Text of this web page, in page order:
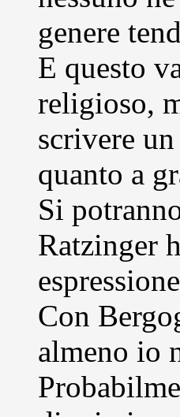
genere
E questo
religioso,
scrivere
quanto a
Si
Ratzinger
Con
almeno io